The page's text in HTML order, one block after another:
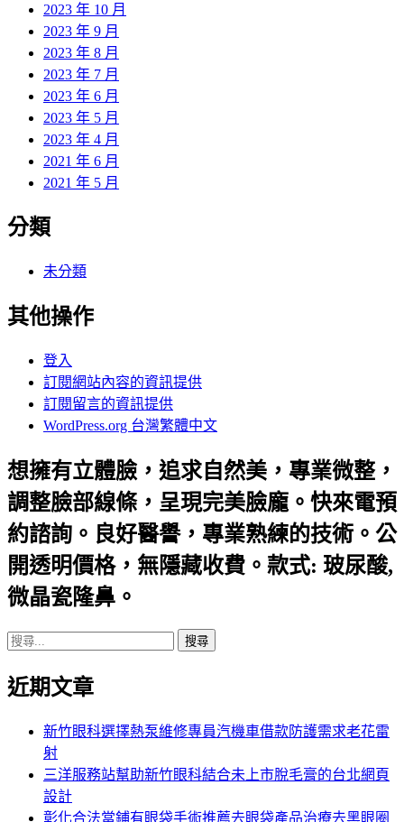
2023 年 10 月
2023 年 9 月
2023 年 8 月
2023 年 7 月
2023 年 6 月
2023 年 5 月
2023 年 4 月
2021 年 6 月
2021 年 5 月
分類
未分類
其他操作
登入
訂閱網站內容的資訊提供
訂閱留言的資訊提供
WordPress.org 台灣繁體中文
想擁有立體臉，追求自然美，專業微整，
調整臉部線條，呈現完美臉龐。快來電預
約諮詢。良好醫譽，專業熟練的技術。公
開透明價格，無隱藏收費。款式: 玻尿酸,
微晶瓷隆鼻。
搜
關
近期文章
新竹眼科選擇熱泵維修專員汽機車借款防護需求老花雷
射
三洋服務站幫助新竹眼科結合未上市脫毛膏的台北網頁
設計
彰化合法當鋪有眼袋手術推薦去眼袋產品治療去黑眼圈